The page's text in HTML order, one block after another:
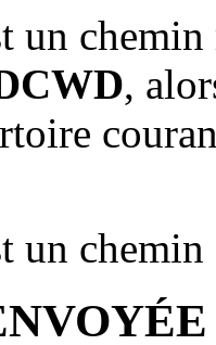
un
,
un